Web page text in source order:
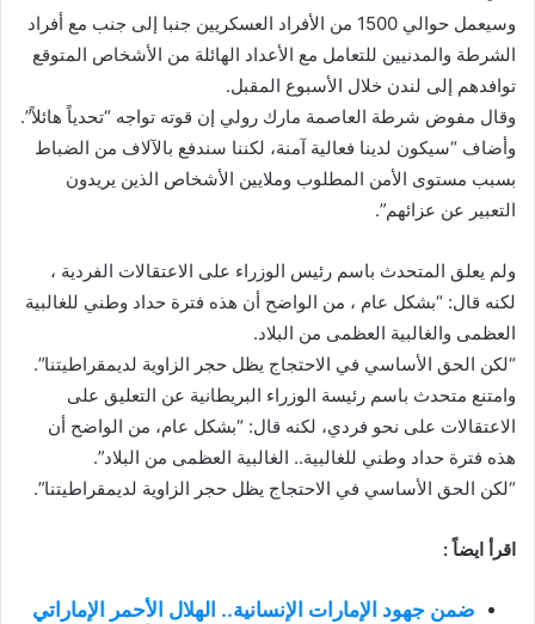
وسيعمل حوالي 1500 من الأفراد العسكريين جنبا إلى جنب مع أفراد
الشرطة والمدنيين للتعامل مع الأعداد الهائلة من الأشخاص المتوقع
توافدهم إلى لندن خلال الأسبوع المقبل.
وقال مفوض شرطة العاصمة مارك رولي إن قوته تواجه “تحدياً هائلاً”.
وأضاف “سيكون لدينا فعالية آمنة، لكننا سندفع بالآلاف من الضباط
بسبب مستوى الأمن المطلوب وملايين الأشخاص الذين يريدون
التعبير عن عزائهم”.
ولم يعلق المتحدث باسم رئيس الوزراء على الاعتقالات الفردية ،
لكنه قال: “بشكل عام ، من الواضح أن هذه فترة حداد وطني للغالبية
العظمى والغالبية العظمى من البلاد.
“لكن الحق الأساسي في الاحتجاج يظل حجر الزاوية لديمقراطيتنا”.
وامتنع متحدث باسم رئيسة الوزراء البريطانية عن التعليق على
الاعتقالات على نحو فردي، لكنه قال: “بشكل عام، من الواضح أن
هذه فترة حداد وطني للغالبية.. الغالبية العظمى من البلاد”.
“لكن الحق الأساسي في الاحتجاج يظل حجر الزاوية لديمقراطيتنا”.
اقرأ ايضاً :
ضمن جهود الإمارات الإنسانية.. الهلال الأحمر الإماراتي